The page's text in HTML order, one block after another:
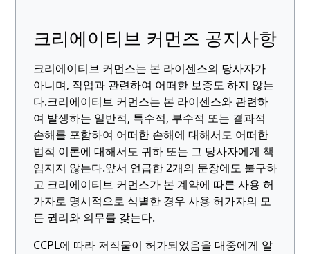
크리에이티브 커먼즈 공지사항
크리에이티브 커먼스는 본 라이센스의 당사자가
아니며, 작업과 관련하여 어떠한 보증도 하지 않는
다.크리에이티브 커먼스는 본 라이센스와 관련하
여 발생하는 일반적, 특수적, 부수적 또는 결과적
손해를 포함하여 어떠한 손해에 대해서도 어떠한
법적 이론에 대해서도 귀하 또는 그 당사자에게 책
임지지 않는다.앞서 언급한 2개의 문장에도 불구하
고 크리에이티브 커먼스가 본 계약에 따른 사용 허
가자로 명시적으로 식별한 경우 사용 허가자의 모
든 권리와 의무를 갖는다.
CCPL에 따라 저작물이 허가되었음을 대중에게 알